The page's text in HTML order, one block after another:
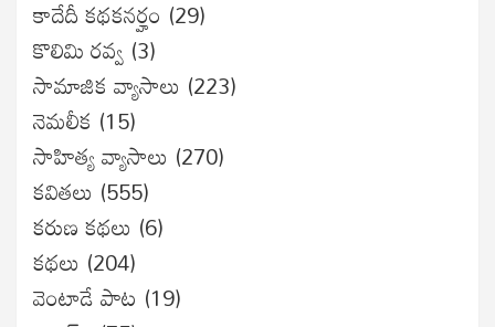
కాదేదీ కథకనర్హం (29)
కొలిమి రవ్వ (3)
సామాజిక వ్యాసాలు (223)
నెమలీక (15)
సాహిత్య వ్యాసాలు (270)
కవితలు (555)
కరుణ కథలు (6)
కథలు (204)
వెంటాడే పాట (19)